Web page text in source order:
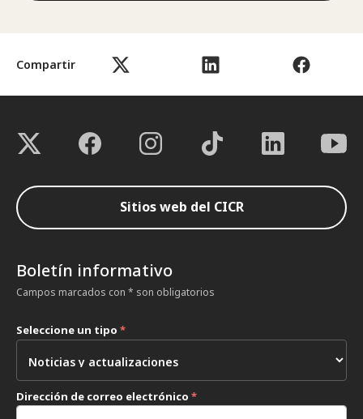
Compartir
Sitios web del CICR
Boletín informativo
Campos marcados con * son obligatorios
Seleccione un tipo *
Dirección de correo electrónico *